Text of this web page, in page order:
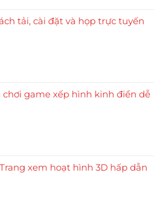
tải, cài đặt và họp trực tuyến
chơi game xếp hình kinh điển dễ
xem hoạt hình 3D hấp dẫn